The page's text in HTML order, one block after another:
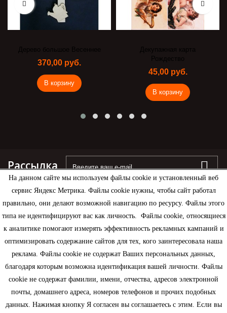
На данном сайте мы используем файлы cookie и установленный веб
сервис Яндекс Метрика. Файлы cookie нужны, чтобы сайт работал
правильно, они делают возможной навигацию по ресурсу. Файлы этого
типа не идентифицируют вас как личность. Файлы cookie, относящиеся
к аналитике помогают измерять эффективность рекламных кампаний и
оптимизировать содержание сайтов для тех, кого заинтересовала наша
реклама. Файлы cookie не содержат Ваших персональных данных,
благодаря которым возможна идентификация вашей личности. Файлы
cookie не содержат фамилии, имени, отчества, адресов электронной
почты, домашнего адреса, номеров телефонов и прочих подобных
данных. Нажимая кнопку Я согласен вы соглашаетесь с этим. Если вы
Дерево большое Весеннее
370,00 руб.
В корзину
Декупажная карта
Рождество
45,00 руб.
В корзину
Рассылка
Информация
Моя учетная запись
Контактная информация